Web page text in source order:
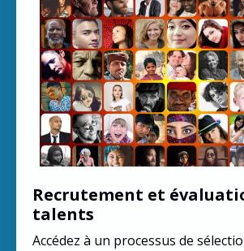
Recrutement et
talents
Accédez à un processus de